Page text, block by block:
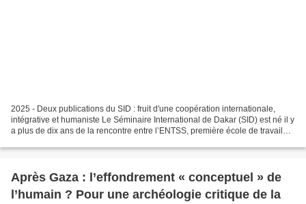
2025 - Deux publications du SID : fruit d'une coopération internationale,
intégrative et humaniste Le Séminaire International de Dakar (SID) est né il y
a plus de dix ans de la rencontre entre l’ENTSS, première école de travail
Après Gaza : l’effondrement « conceptuel » de
l’humain ? Pour une archéologie critique de la